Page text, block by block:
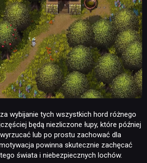
PUBLICYSTYKA
wybijanie tych wszystkich hord różnego
będą niezliczone łupy, które później
lub po prostu zachować dla
powinna skutecznie zachęcać
świata i niebezpiecznych lochów.